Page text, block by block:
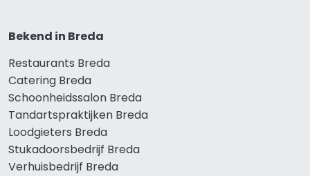
Bekend in Breda
Restaurants Breda
Catering Breda
Schoonheidssalon Breda
Tandartspraktijken Breda
Loodgieters Breda
Stukadoorsbedrijf Breda
Verhuisbedrijf Breda